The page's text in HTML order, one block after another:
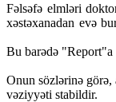
Fəlsəfə elmləri
xəstəxanadan evə
Bu barədə
Onun sözlərinə görə,
vəziyyəti stabildir.